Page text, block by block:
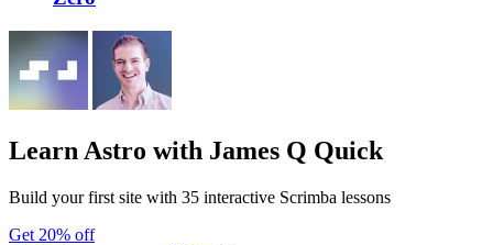
Learn Astro with James Q Quick
Build your first site with 35 interactive Scrimba lessons
Get 20% off